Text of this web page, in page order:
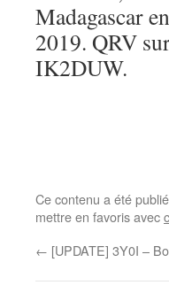
Madagascar
2019. QRV
IK2DUW.
Ce contenu a été
mettre en favoris avec
← [UPDATE] 3Y0I –